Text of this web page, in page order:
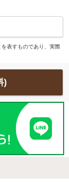
表すものであり、実際
)